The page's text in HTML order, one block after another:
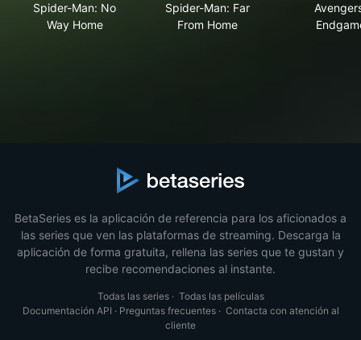
Spider-Man: No
Way Home
Spider-Man: Far
From Home
BetaSeries es la aplicación de referencia para los aficionados a
las series que ven las plataformas de streaming. Descarga la
aplicación de forma gratuita, rellena las series que te gustan y
recibe recomendaciones al instante.
Todas las series· Todas las películas
Documentación API · Preguntas frecuentes· Contacta con atención al
cliente